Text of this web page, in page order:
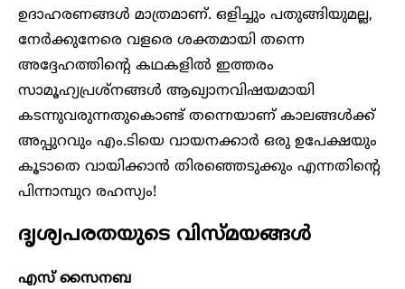
ഉദാഹരണങ്ങൾ മാത്രമാണ്. ഒളിച്ചും പതുങ്ങിയുമല്ല,
നേർക്കുനേരെ വളരെ ശക്തമായി തന്നെ
അദ്ദേഹത്തിന്റെ കഥകളിൽ ഇത്തരം
സാമൂഹ്യപ്രശ്നങ്ങൾ ആഖ്യാനവിഷയമായി
കടന്നുവരുന്നതുകൊണ്ട് തന്നെയാണ് കാലങ്ങൾക്ക്
അപ്പുറവും എം.ടിയെ വായനക്കാർ ഒരു ഉപേക്ഷയും
കൂടാതെ വായിക്കാൻ തിരഞ്ഞെടുക്കും എന്നതിന്റെ
പിന്നാമ്പുറ രഹസ്യം!
ദൃശ്യപരതയുടെ വിസ്മയങ്ങൾ
എസ് സൈനബ